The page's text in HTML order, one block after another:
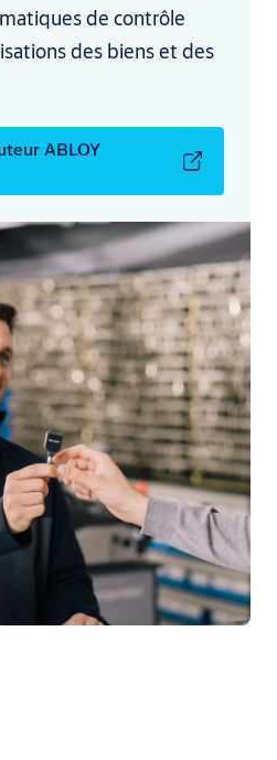
de contrôle
des biens et des
ABLOY